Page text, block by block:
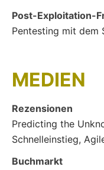
Post-Exploitation-
Pentesting mit dem
MEDIEN
Rezensionen
Predicting the
Schnelleinstieg,
Buchmarkt